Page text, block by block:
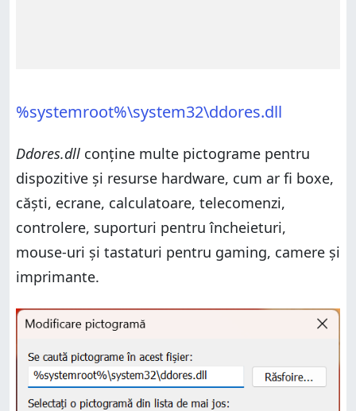
%systemroot%\system32\ddores.dll
Ddores.dll conține multe pictograme pentru
dispozitive și resurse hardware, cum ar fi boxe,
căști, ecrane, calculatoare, telecomenzi,
controlere, suporturi pentru încheieturi,
mouse-uri și tastaturi pentru gaming, camere și
imprimante.